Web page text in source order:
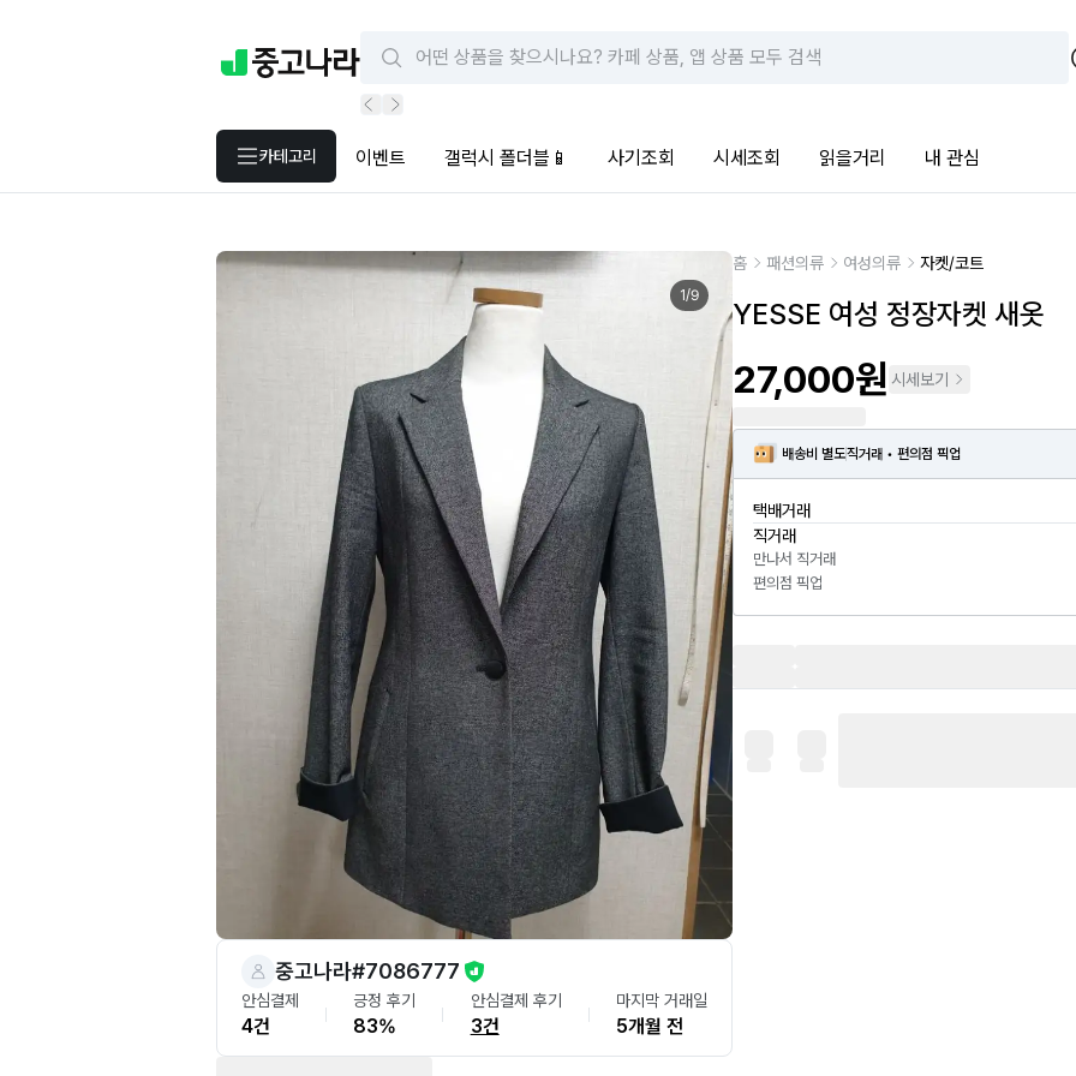
카테고리 이벤트 갤럭시 폴더블📱 사기조회 시세조회 읽을거리 내 관심
1/9
중고나라#7086777
안심결제
4건
긍정 후기
83%
안심결제 후기
3건
마지막 거래일
5개월 전
홈 패션의류 여성의류 자켓/코트
YESSE 여성 정장자켓 새옷
27,000원 시세보기
배송비 별도직거래 • 편의점 픽업
택배거래
직거래
만나서 직거래
편의점 픽업